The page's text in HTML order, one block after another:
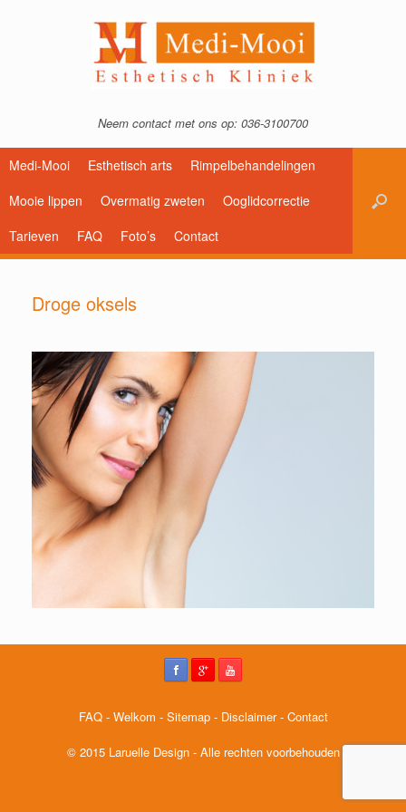
Neem contact met ons op: 036-3100700
Medi-Mooi Esthetisch arts
Rimpelbehandelingen
Mooie lippen
Overmatig zweten
Ooglidcorrectie
Tarieven
FAQ Foto’s Contact
Droge oksels
FAQ- Welkom - Sitemap- Disclaimer- Contact
© 2015 Laruelle Design - Alle rechten voorbehouden